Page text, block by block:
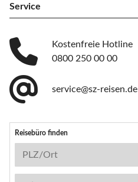
Service
Kostenfreie Hotline
0800 250 00 00
service@sz-reisen.de
Reisebüro finden
Reisebüro-Suche
PLZ/Ort